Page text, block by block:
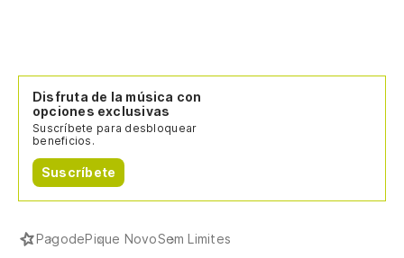
Disfruta de la música con
opciones exclusivas
Suscríbete para desbloquear
beneficios.
Suscríbete
PagodePique NovoSem Limites